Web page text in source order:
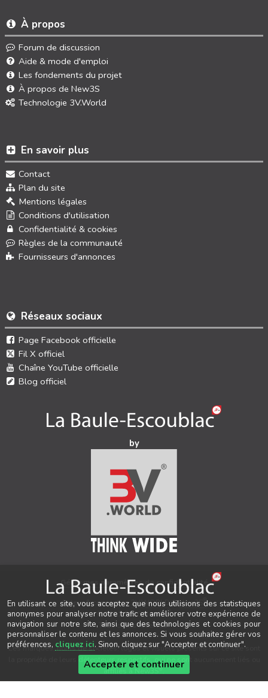
Réseaux sociaux
Page Facebook officielle
Fil X officiel
Chaîne YouTube officielle
Blog officiel
En savoir plus
Contact
Plan du site
Mentions légales
Conditions d'utilisation
Confidentialité & cookies
Règles de la communauté
Fournisseurs d'annonces
À propos
Forum de discussion
Aide & mode d'emploi
Les fondements du projet
À propos de New3S
Technologie 3V.World
by
Gérer mes paramètres de confidentialité
Auteur & conception 3V.WORLD&New3S ®
© 2021-2026 New3S®
Tous droits réservés.
Les marques, noms de sociétés, logos et visuels présents sur ce site sont
la propriété de leurs détenteurs respectifs, qui ne sont aucunement liés ou
affiliés à New3S ®.
En utilisant ce site, vous acceptez que nous utilisions des statistiques
anonymes pour analyser notre trafic et améliorer votre expérience de
navigation sur notre site, ainsi que des technologies et cookies pour
personnaliser le contenu et les annonces. Si vous souhaitez gérer vos
préférences, cliquez ici. Sinon, cliquez sur "Accepter et continuer".
Accepter et continuer